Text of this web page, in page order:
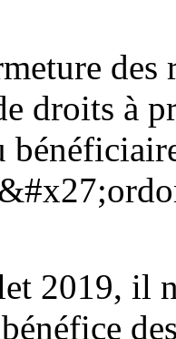
droits à
2019, il